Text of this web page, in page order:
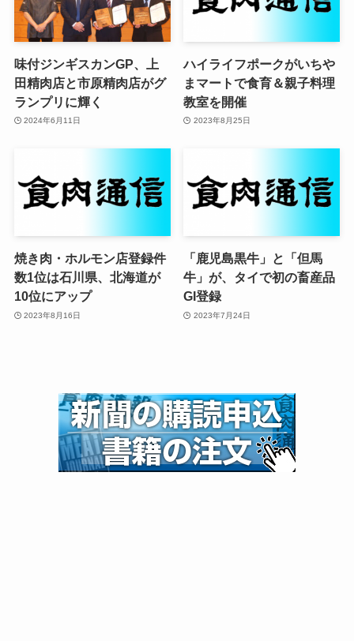
味付ジンギスカンGP、上
田精肉店と市原精肉店がグ
ランプリに輝く
2024年6月11日
ハイライフポークがいちや
まマートで食育＆親子料理
教室を開催
2023年8月25日
焼き肉・ホルモン店登録件
数1位は石川県、北海道が
10位にアップ
2023年8月16日
「鹿児島黒牛」と「但馬
牛」が、タイで初の畜産品
GI登録
2023年7月24日